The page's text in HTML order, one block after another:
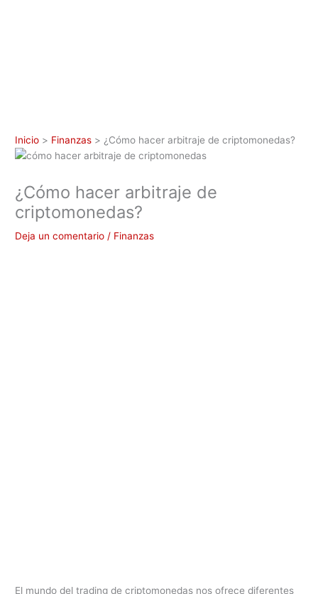
Inicio Finanzas ¿Cómo hacer arbitraje de criptomonedas?
¿Cómo hacer arbitraje de
criptomonedas?
Deja un comentario / Finanzas
El mundo del trading de criptomonedas nos ofrece diferentes